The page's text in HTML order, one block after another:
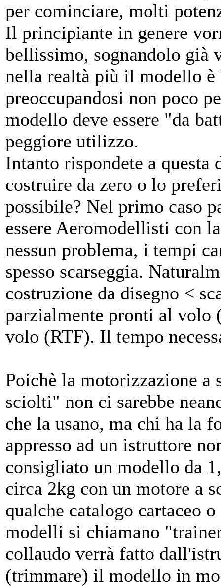
per cominciare, molti
Il principiante in genere
bellissimo, sognandolo già
nella realtà più il modello
preoccupandosi non poco
modello deve essere "da
peggiore utilizzo.
Intanto rispondete a
costruire da zero o lo
possibile? Nel primo caso
essere Aeromodellisti con
nessun problema, i tempi
spesso scarseggia.
costruzione da disegno <
parzialmente pronti al volo
volo (RTF). Il tempo
Poichè la motorizzazione a
sciolti" non ci sarebbe
che la usano, ma chi ha la
appresso ad un istruttore
consigliato un modello da
circa 2kg con un motore a
qualche catalogo cartaceo
modelli si chiamano
collaudo verrà fatto
(trimmare) il modello in